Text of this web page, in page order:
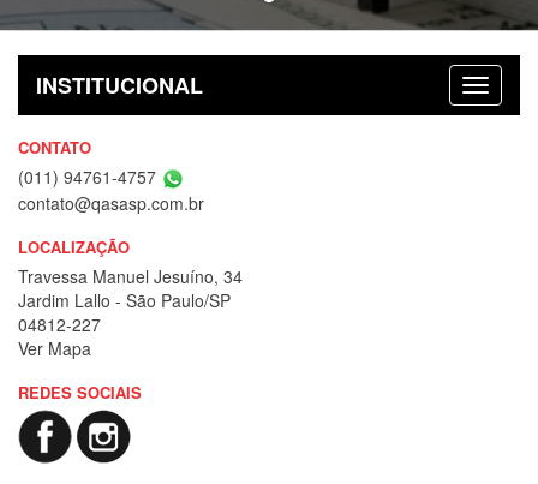
INSTITUCIONAL
CONTATO
(011) 94761-4757
contato@qasasp.com.br
LOCALIZAÇÃO
Travessa Manuel Jesuíno, 34
Jardim Lallo - São Paulo/SP
04812-227
Ver Mapa
REDES SOCIAIS